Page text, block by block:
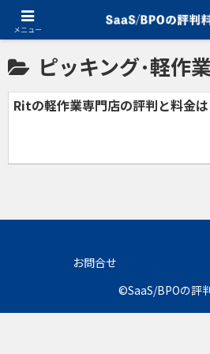
ホーム ピッキング･軽作業
ピッキング･軽作業
Ritの軽作業専門店の評判と料金
お問合せ
©SaaS/BPOの評
メニュー